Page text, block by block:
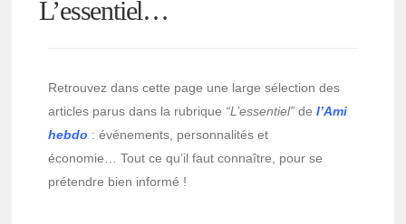
L’essentiel…
Retrouvez dans cette page une large sélection des
articles parus dans la rubrique “L’essentiel” del’Ami
hebdo : événements, personnalités et
économie… Tout ce qu’il faut connaître, pour se
prétendre bien informé !